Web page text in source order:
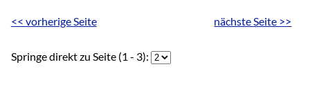
<< vorherige Seite nächste Seite >>
Springe direkt zu Seite (1 - 3):